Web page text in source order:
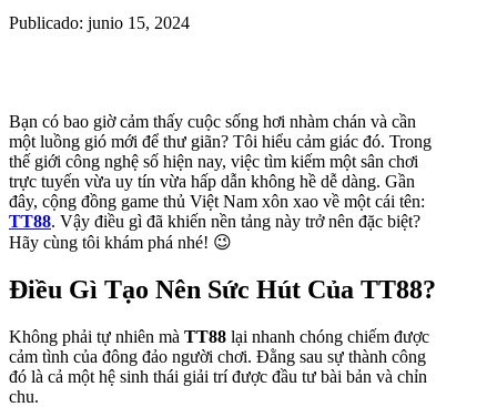
Publicado: junio 15, 2024
Bạn có bao giờ cảm thấy cuộc sống hơi nhàm chán và cần
một luồng gió mới để thư giãn? Tôi hiểu cảm giác đó. Trong
thế giới công nghệ số hiện nay, việc tìm kiếm một sân chơi
trực tuyến vừa uy tín vừa hấp dẫn không hề dễ dàng. Gần
đây, cộng đồng game thủ Việt Nam xôn xao về một cái tên:
TT88. Vậy điều gì đã khiến nền tảng này trở nên đặc biệt?
Hãy cùng tôi khám phá nhé! 😉
Điều Gì Tạo Nên Sức Hút Của TT88?
Không phải tự nhiên mà TT88 lại nhanh chóng chiếm được
cảm tình của đông đảo người chơi. Đằng sau sự thành công
đó là cả một hệ sinh thái giải trí được đầu tư bài bản và chỉn
chu.